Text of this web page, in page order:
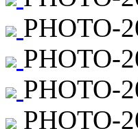
PHOTO-
PHOTO-
PHOTO-
PHOTO-